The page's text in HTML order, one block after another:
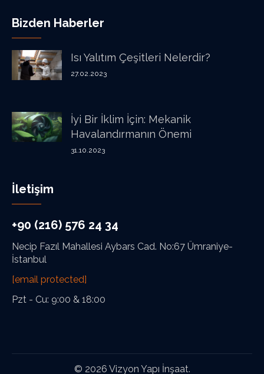
Bizden Haberler
Isı Yalıtım Çeşitleri Nelerdir?
27.02.2023
İyi Bir İklim İçin: Mekanik
Havalandırmanın Önemi
31.10.2023
İletişim
+90 (216) 576 24 34
Necip Fazıl Mahallesi Aybars Cad. No:67 Ümraniye-
İstanbul
[email protected]
Pzt - Cu: 9:00 & 18:00
© 2026 Vizyon Yapı İnşaat.